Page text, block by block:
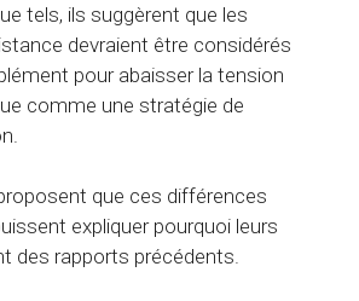
tels, ils suggèrent que les
devraient être considérés
pour abaisser la tension
comme une stratégie de
que ces différences
expliquer pourquoi leurs
des rapports précédents.